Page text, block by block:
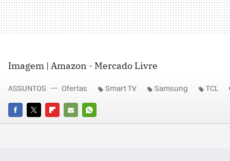
Imagem | Amazon - Mercado Livre
FACEBOOK
TWITTERFLIPBOARD
E-
WHATSAPP
ASSUNTOS Ofertas Smart TV Samsung TCL